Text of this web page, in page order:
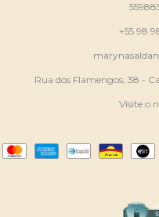
+55 98
Rua dos Flamengos, 38 -
Visite o